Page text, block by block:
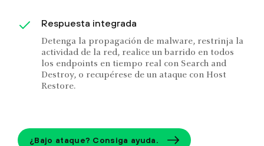
Respuesta integrada
Detenga la propagación de malware, restrinja la
actividad de la red, realice un barrido en todos
los endpoints en tiempo real con Search and
Destroy, o recupérese de un ataque con Host
Restore.
¿Bajo ataque? Consiga ayuda.